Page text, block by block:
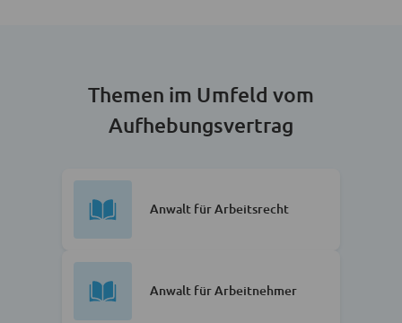
Themen im Umfeld vom
Aufhebungsvertrag
Anwalt für Arbeitsrecht
Anwalt für Arbeitnehmer